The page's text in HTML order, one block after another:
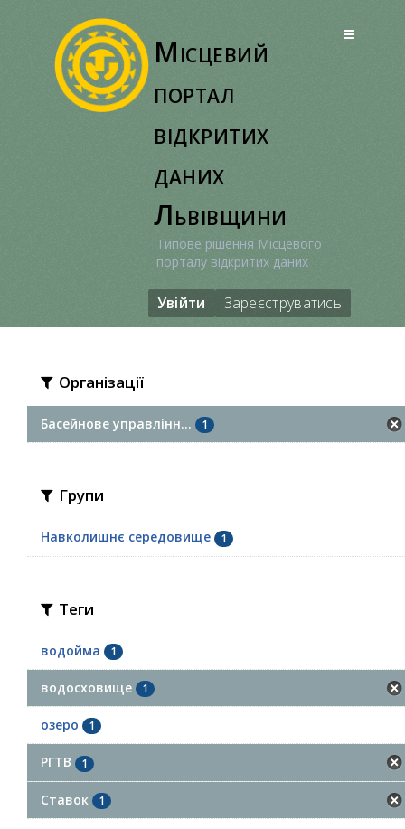
Місцевий
портал
відкритих
даних
Львівщини
Типове рішення Місцевого
порталу відкритих даних
Увійти Зареєструватись
Організації
Басейнове управлінн... 1
Групи
Навколишнє середовище 1
Теги
водойма 1
водосховище 1
озеро 1
РГТВ 1
Ставок 1